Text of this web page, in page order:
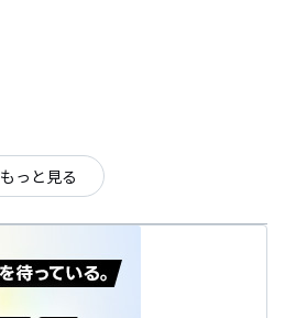
もっと見る